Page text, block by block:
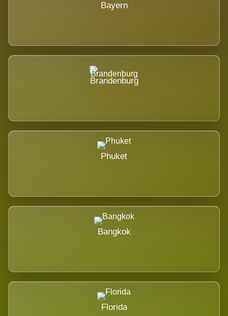
Bayern
Brandenburg
Phuket
Bangkok
Florida